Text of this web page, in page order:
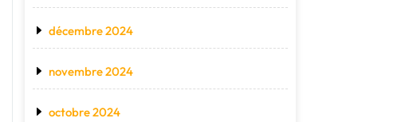
décembre 2024
novembre 2024
octobre 2024